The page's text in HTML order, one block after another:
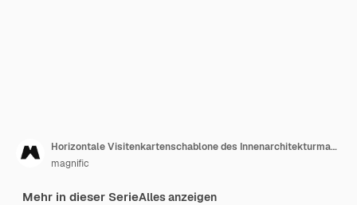
Horizontale Visitenkartenschablone des Innenarchitekturmagazins
magnific
Mehr in dieser SerieAlles anzeigen